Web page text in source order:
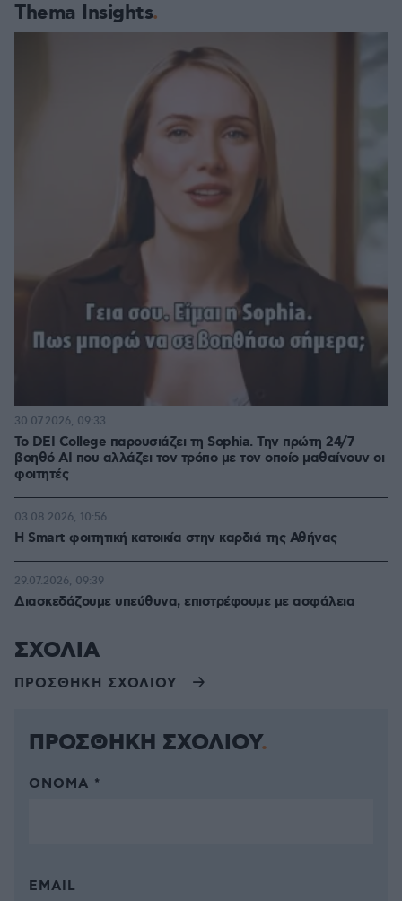
Thema Insights
Το DEI College παρουσιάζει τη Sophia. Την πρώτη 24/7
βοηθό AI που αλλάζει τον τρόπο με τον οποίο μαθαίνουν οι
φοιτητές
30.07.2026, 09:33
Η Smart φοιτητική κατοικία στην καρδιά της Αθήνας
03.08.2026, 10:56
Διασκεδάζουμε υπεύθυνα, επιστρέφουμε με ασφάλεια
29.07.2026, 09:39
ΣΧΟΛΙΑ
ΠΡΟΣΘΗΚΗ ΣΧΟΛΙΟΥ
ΠΡΟΣΘΗΚΗ ΣΧΟΛΙΟΥ
ΌΝΟΜΑ *
EMAIL